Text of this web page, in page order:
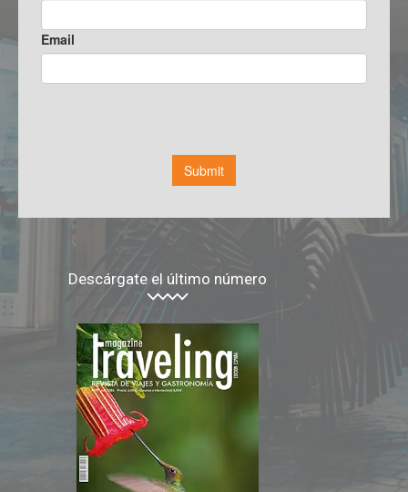
Descárgate el último número